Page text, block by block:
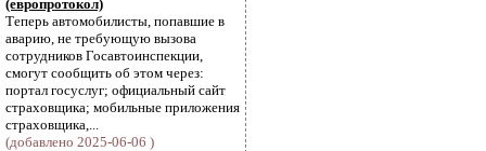
(европротокол)
Теперь автомобилисты, попавшие в
аварию, не требующую вызова
сотрудников Госавтоинспекции,
смогут сообщить об этом через:
портал госуслуг; официальный сайт
страховщика; мобильные приложения
страховщика,...
(добавлено 2025-06-06 )